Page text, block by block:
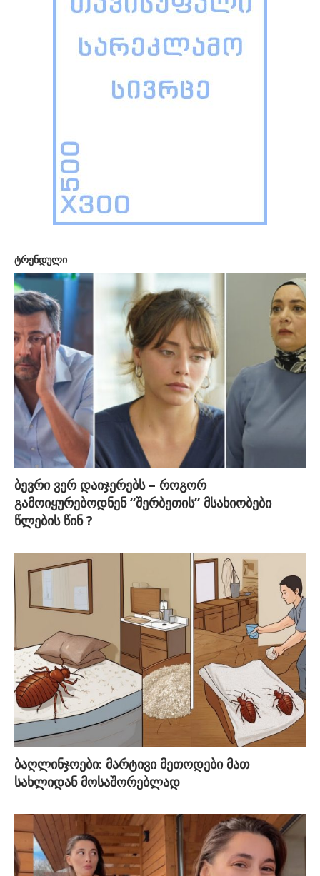
ტრენდული
ბევრი ვერ დაიჯერებს – როგორ
გამოიყურებოდნენ “შერბეთის” მსახიობები
წლების წინ ?
ბაღლინჯოები: მარტივი მეთოდები მათ
სახლიდან მოსაშორებლად